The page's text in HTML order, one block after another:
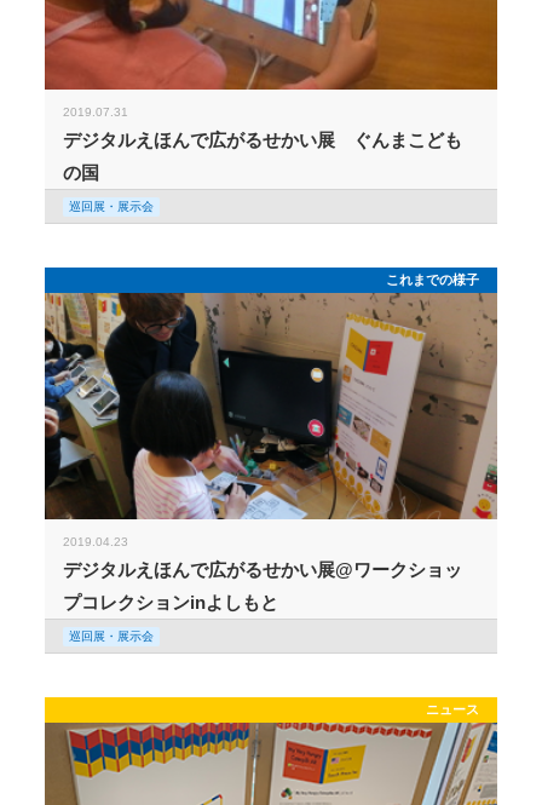
2019.07.31
デジタルえほんで広がるせかい展 ぐんまこども
の国
巡回展・展示会
これまでの様子
2019.04.23
デジタルえほんで広がるせかい展@ワークショッ
プコレクションinよしもと
巡回展・展示会
ニュース